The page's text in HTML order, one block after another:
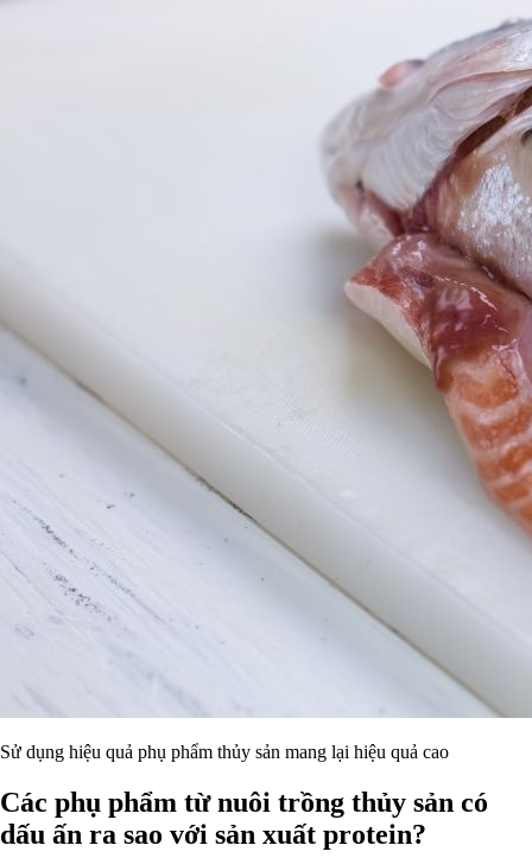
Sử dụng hiệu quả phụ phẩm thủy sản mang lại hiệu quả cao
Các phụ phẩm từ nuôi trồng thủy sản có
dấu ấn ra sao với sản xuất protein?